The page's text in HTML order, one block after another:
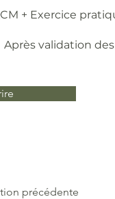
+ Exercice
Après validation
précédente